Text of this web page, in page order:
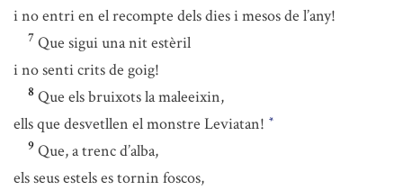
i no entri en el recompte dels dies i mesos de l’any!
7 Que sigui una nit estèril
i no senti crits de goig!
8 Que els bruixots la maleeixin,
ells que desvetllen el monstre Leviatan! *
9 Que, a trenc d’alba,
els seus estels es tornin foscos,